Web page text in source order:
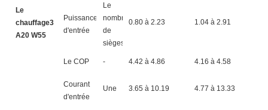
Le
chauffage3
A20 W55
Puissance
d'entrée
Le
nombre
de
sièges
0.80 à 2.23 1.04 à 2.91
Le COP - 4.42 à 4.86 4.16 à 4.58
Courant
d'entrée
Une 3.65 à 10.19 4.77 à 13.33